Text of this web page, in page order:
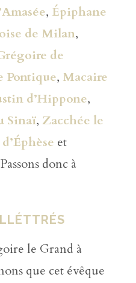
, Épiphane
de Milan,
de
Pontique, Macaire
d’Hippone,
Sinaï, Zacchée le
et
donc à
le Grand à
que cet évêque